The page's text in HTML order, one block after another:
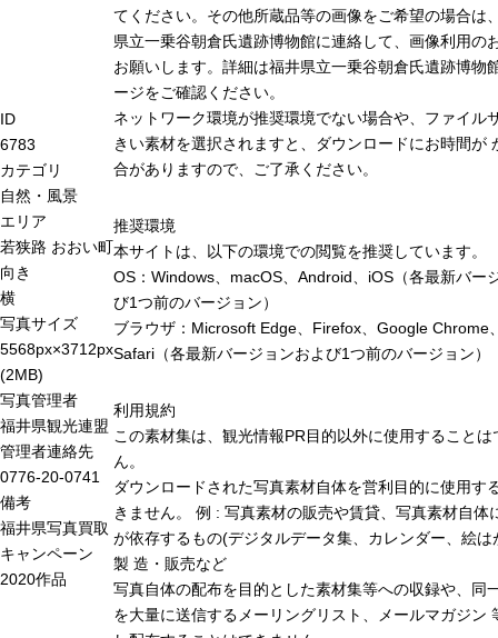
ID
6783
カテゴリ
自然・風景
エリア
若狭路 おおい町
向き
横
写真サイズ
5568px×3712px
(2MB)
写真管理者
福井県観光連盟
管理者連絡先
0776-20-0741
備考
福井県写真買取
キャンペーン
2020作品
てください。その他所蔵品等の画像をご希望の場合は
県立一乗谷朝倉氏遺跡博物館に連絡して、画像利用の
お願いします。詳細は福井県立一乗谷朝倉氏遺跡博物
ージをご確認ください。
ネットワーク環境が推奨環境でない場合や、ファイル
きい素材を選択されますと、ダウンロードにお時間が
合がありますので、ご了承ください。
推奨環境
本サイトは、以下の環境での閲覧を推奨しています。
OS：Windows、macOS、Android、iOS（各最新バー
び1つ前のバージョン）
ブラウザ：Microsoft Edge、Firefox、Google Chrome
Safari（各最新バージョンおよび1つ前のバージョン）
利用規約
この素材集は、観光情報PR目的以外に使用することは
ん。
ダウンロードされた写真素材自体を営利目的に使用す
きません。 例 : 写真素材の販売や賃貸、写真素材自体
が依存するもの(デジタルデータ集、カレンダー、絵は
製 造・販売など
写真自体の配布を目的とした素材集等への収録や、同
を大量に送信するメーリングリスト、メールマガジン